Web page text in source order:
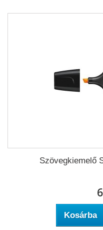
Szövegkiemelő
Kosárba